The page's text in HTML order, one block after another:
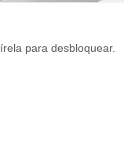
para desbloquear.